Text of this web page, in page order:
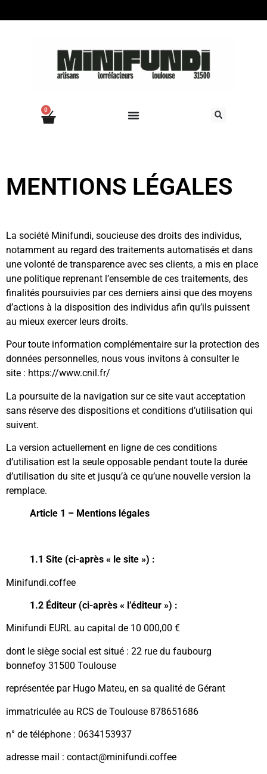
0
MENTIONS LÉGALES
La société Minifundi, soucieuse des droits des individus,
notamment au regard des traitements automatisés et dans
une volonté de transparence avec ses clients, a mis en place
une politique reprenant l’ensemble de ces traitements, des
finalités poursuivies par ces derniers ainsi que des moyens
d’actions à la disposition des individus afin qu’ils puissent
au mieux exercer leurs droits.
Pour toute information complémentaire sur la protection des
données personnelles, nous vous invitons à consulter le
site : https://www.cnil.fr/
La poursuite de la navigation sur ce site vaut acceptation
sans réserve des dispositions et conditions d’utilisation qui
suivent.
La version actuellement en ligne de ces conditions
d’utilisation est la seule opposable pendant toute la durée
d’utilisation du site et jusqu’à ce qu’une nouvelle version la
remplace.
Article 1 – Mentions légales
1.1 Site (ci-après « le site ») :
Minifundi.coffee
1.2 Éditeur (ci-après « l’éditeur ») :
Minifundi EURL au capital de 10 000,00 €
dont le siège social est situé : 22 rue du faubourg
bonnefoy 31500 Toulouse
représentée par Hugo Mateu, en sa qualité de Gérant
immatriculée au RCS de Toulouse 878651686
n° de téléphone : 0634153937
adresse mail : contact@minifundi.coffee